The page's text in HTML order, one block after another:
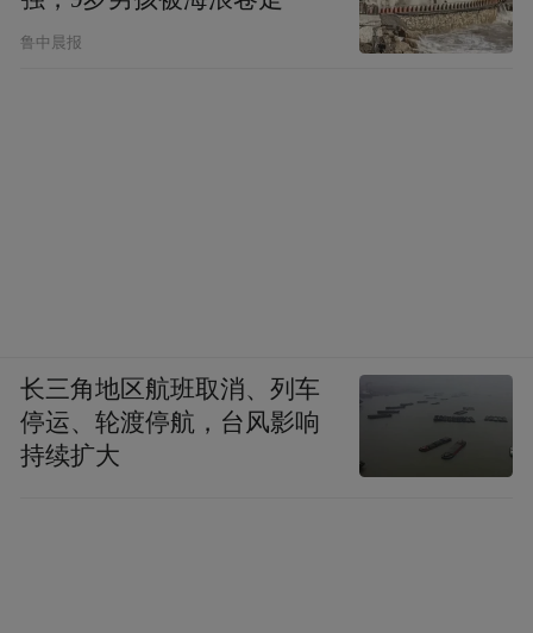
国尽快跟湖人签订新合同之后，再返回斯洛
文尼亚国家队备战8月27开打的欧锦赛。
鲁中晨报
长三角地区航班取消、列车
停运、轮渡停航，台风影响
持续扩大